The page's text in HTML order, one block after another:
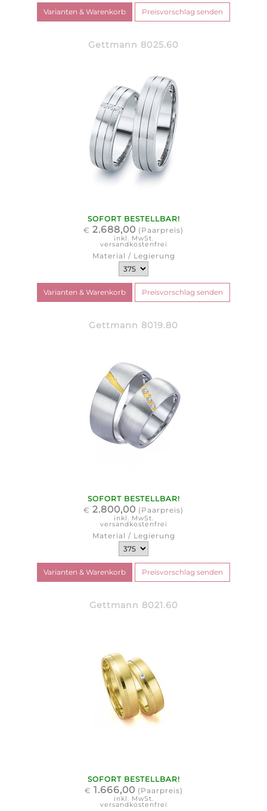
Gettmann 8025.60
SOFORT BESTELLBAR!
€ 2.688,00 (Paarpreis)
inkl. MwSt.
versandkostenfrei
Material / Legierung
Gettmann 8019.80
SOFORT BESTELLBAR!
€ 2.800,00 (Paarpreis)
inkl. MwSt.
versandkostenfrei
Material / Legierung
Gettmann 8021.60
SOFORT BESTELLBAR!
€ 1.666,00 (Paarpreis)
inkl. MwSt.
versandkostenfrei